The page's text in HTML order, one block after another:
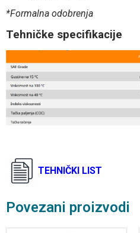
*Formalna odobrenja
Tehničke specifikacije
TEHNIČKI LIST
Povezani proizvodi